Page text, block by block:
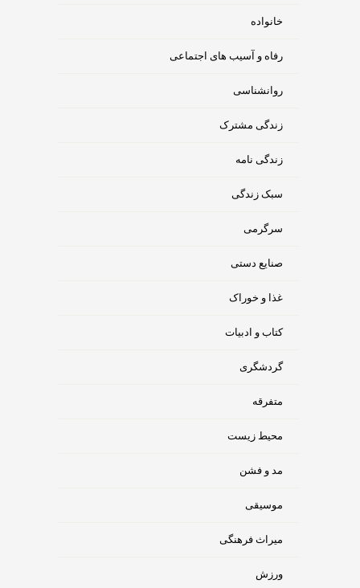
خانواده
رفاه و آسیب های اجتماعی
روانشناسی
زندگی مشترک
زندگی نامه
سبک زندگی
سرگرمی
صنایع دستی
غذا و خوراک
کتاب و ادبیات
گردشگری
متفرقه
محیط زیست
مد و فشن
موسیقی
میراث فرهنگی
ورزش